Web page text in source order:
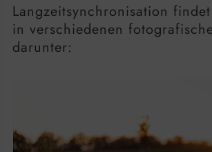
Langzeitsynchronisation
in verschiedenen
darunter: